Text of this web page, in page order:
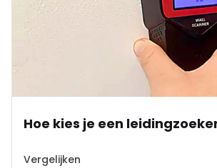
Hoe kies je een
Vergelijken